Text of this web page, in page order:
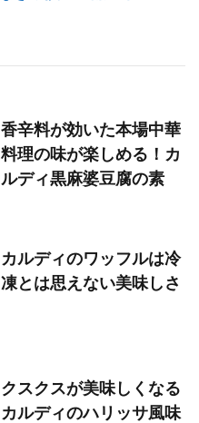
香辛料が効いた本場中華
料理の味が楽しめる！カ
ルディ黒麻婆豆腐の素
カルディのワッフルは冷
凍とは思えない美味しさ
クスクスが美味しくなる
カルディのハリッサ風味